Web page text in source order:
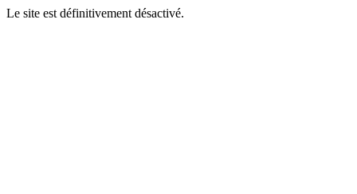
Le site est définitivement désactivé.